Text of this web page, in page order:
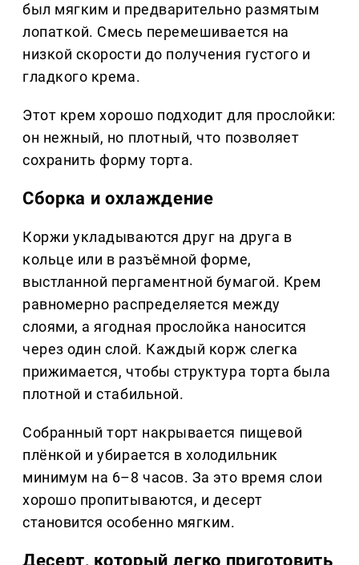
был мягким и предварительно размятым
лопаткой. Смесь перемешивается на
низкой скорости до получения густого и
гладкого крема.
Этот крем хорошо подходит для прослойки:
он нежный, но плотный, что позволяет
сохранить форму торта.
Сборка и охлаждение
Коржи укладываются друг на друга в
кольце или в разъёмной форме,
выстланной пергаментной бумагой. Крем
равномерно распределяется между
слоями, а ягодная прослойка наносится
через один слой. Каждый корж слегка
прижимается, чтобы структура торта была
плотной и стабильной.
Собранный торт накрывается пищевой
плёнкой и убирается в холодильник
минимум на 6–8 часов. За это время слои
хорошо пропитываются, и десерт
становится особенно мягким.
Десерт, который легко приготовить